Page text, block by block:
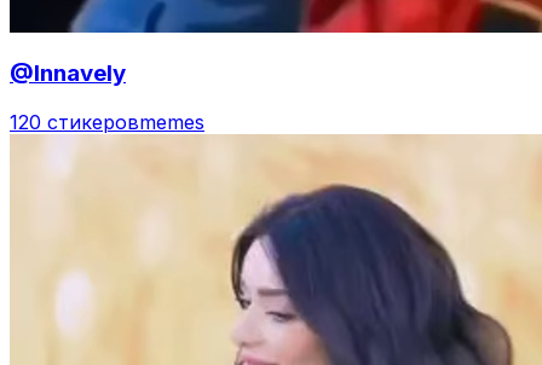
@Innavely
120 стикеровmemes